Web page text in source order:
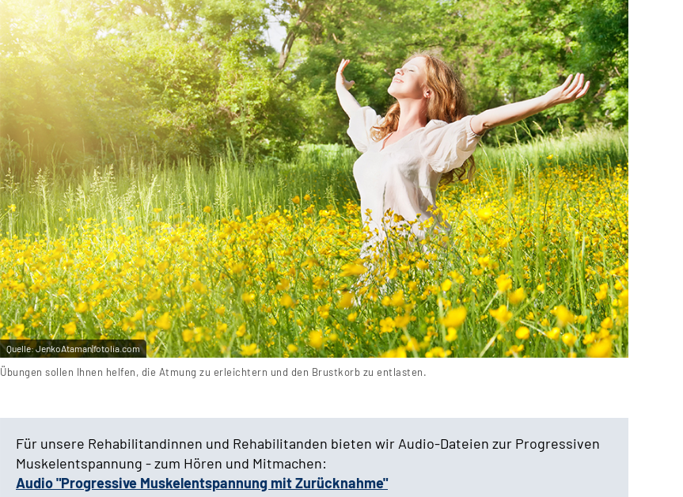
Quelle:JenkoAtaman|fotolia.com
Übungen sollen Ihnen helfen, die Atmung zu erleichtern und den Brustkorb zu entlasten.
Für unsere Rehabilitandinnen und Rehabilitanden bieten wir Audio-Dateien zur Progressiven
Muskelentspannung - zum Hören und Mitmachen:
Audio "Progressive Muskelentspannung mit Zurücknahme"